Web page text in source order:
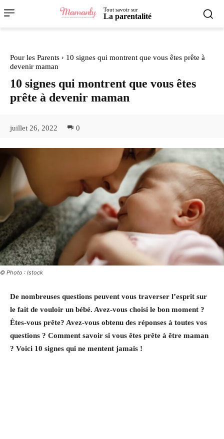
Tout savoir sur
La parentalité
Pour les Parents
10 signes qui montrent que vous êtes prête à
devenir maman
10 signes qui montrent que vous êtes
prête à devenir maman
juillet 26, 2022 0
© Photo : Istock
De nombreuses questions peuvent vous traverser l’esprit sur
le fait de vouloir un bébé. Avez-vous choisi le bon moment ?
Êtes-vous prête? Avez-vous obtenu des réponses à toutes vos
questions ? Comment savoir si vous êtes prête à être maman
? Voici 10 signes qui ne mentent jamais !